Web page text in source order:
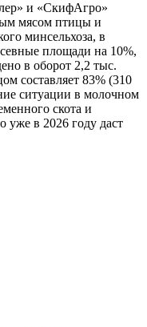
и «СкифАгро»
мясом птицы и
минсельхоза, в
площади на 10%,
в оборот 2,2 тыс.
составляет 83% (310
ситуации в молочном
скота и
уже в 2026 году даст